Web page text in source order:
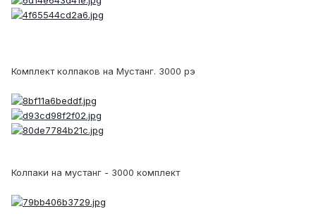
Комплект колпаков на Мустанг. 3000 рэ
Колпаки на мустанг - 3000 комплект